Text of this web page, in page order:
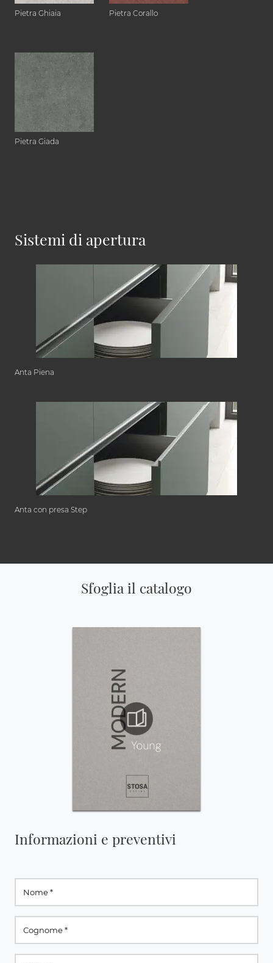
Pietra Ghiaia Pietra Corallo
Pietra Giada
Sistemi di apertura
Anta Piena
Anta con presa Step
Sfoglia il catalogo
Informazioni e preventivi